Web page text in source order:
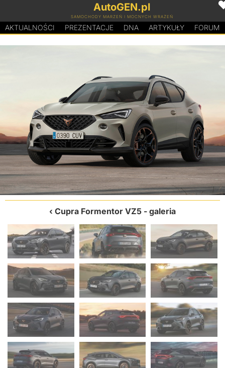
AutoGEN.pl
SAMOCHODY MARZEŃ I MOCNYCH WRAŻEŃ
AKTUALNOŚCI PREZENTACJE DNA ARTYKUŁY FORUM
Cupra Formentor VZ5 - galeria